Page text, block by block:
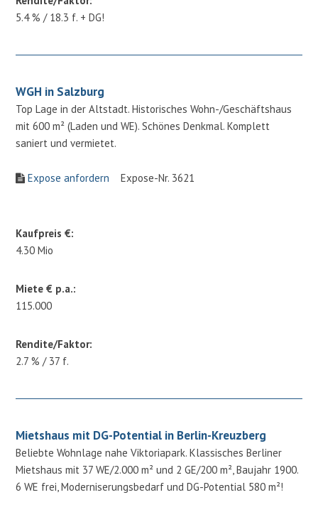
5.4 % / 18.3 f. + DG!
WGH in Salzburg
Top Lage in der Altstadt. Historisches Wohn-/Geschäftshaus
mit 600 m² (Laden und WE). Schönes Denkmal. Komplett
saniert und vermietet.
Expose anfordern Expose-Nr. 3621
Kaufpreis €:
4.30 Mio
Miete € p.a.:
115.000
Rendite/Faktor:
2.7 % / 37 f.
Mietshaus mit DG-Potential in Berlin-Kreuzberg
Beliebte Wohnlage nahe Viktoriapark. Klassisches Berliner
Mietshaus mit 37 WE/2.000 m² und 2 GE/200 m², Baujahr 1900.
6 WE frei, Moderniserungsbedarf und DG-Potential 580 m²!